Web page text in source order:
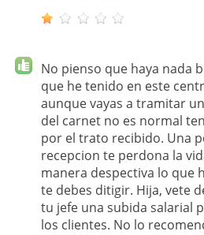
No pienso que haya nada
que he tenido en este
aunque vayas a tramitar
del carnet no es normal
por el trato recibido. Una
recepcion te perdona la
manera despectiva lo que
te debes ditigir. Hija, vete
tu jefe una subida salarial
los clientes. No lo